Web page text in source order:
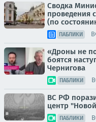
Сводка
проведения
(по
ПАБЛИКИ
«Дроны не
боятся
Чернигова
ПАБЛИКИ
ВС РФ
центр
ПАБЛИКИ